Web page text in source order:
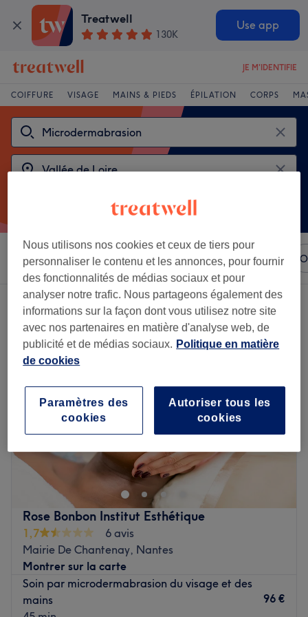
Treatwell
130K
Use app
JE M'IDENTIFIE
COIFFURE VISAGE MAINS & PIEDS ÉPILATION CORPS
Trier par N'importe quel prix Marques Salons
2 établissements offrant:microdermabrasion à Vallée de Loire
Rose Bonbon Institut Esthétique
1,7
6 avis
Mairie De Chantenay, Nantes
Montrer sur la carte
Soin par microdermabrasion du visage et des
mains
96 €
Nous utilisons nos cookies et ceux de tiers pour
personnaliser le contenu et les annonces, pour fournir
des fonctionnalités de médias sociaux et pour
analyser notre trafic. Nous partageons également des
informations sur la façon dont vous utilisez notre site
avec nos partenaires en matière d'analyse web, de
publicité et de médias sociaux. Politique en matière
de cookies
Autoriser tous les
cookies
Paramètres des
cookies